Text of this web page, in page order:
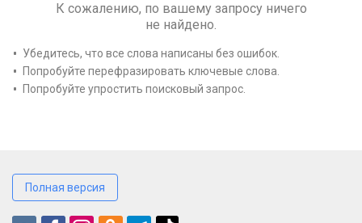
К сожалению, по вашему запросу ничего
не найдено.
Убедитесь, что все слова написаны без ошибок.
Попробуйте перефразировать ключевые слова.
Попробуйте упростить поисковый запрос.
Полная версия